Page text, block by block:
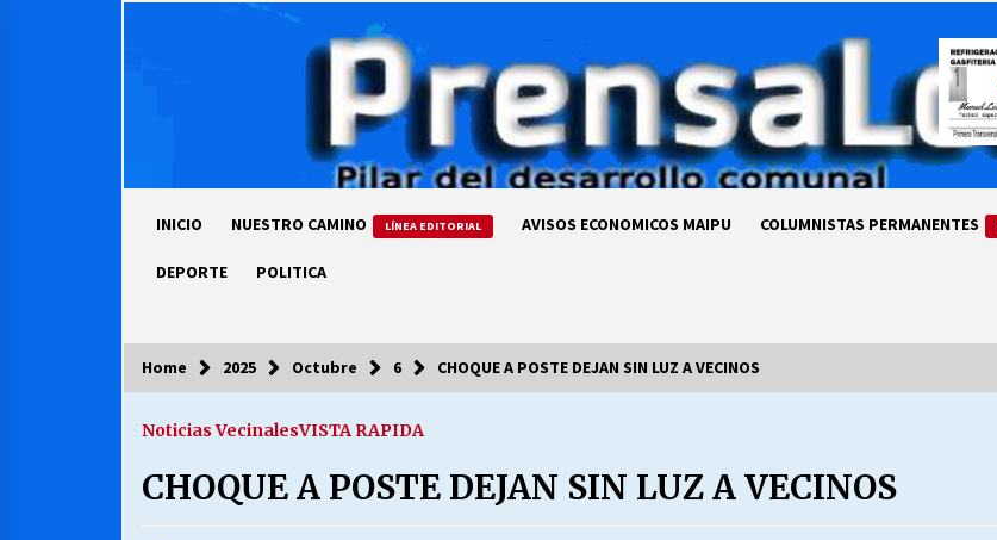
INICIO NUESTRO CAMINO LÍNEA EDITORIAL AVISOS ECONOMICOS MAIPU COLUMNISTAS PERMANENTES
DEPORTE POLITICA
COLUMNISTA
luz… ¿Y cuándo van a bajar?
03/08/2026
69 AÑOS DE HISTORIA
28/07/2026
Home 2025 Octubre 6 CHOQUE A POSTE DEJAN SIN LUZ A VECINOS
Noticias VecinalesVISTA RAPIDA
CHOQUE A POSTE DEJAN SIN LUZ A VECINOS